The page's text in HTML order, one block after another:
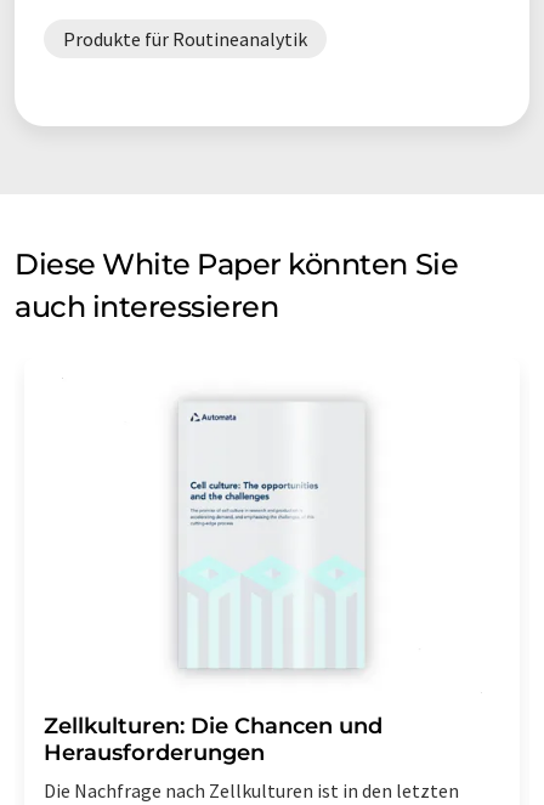
Produkte für Routineanalytik
Diese White Paper könnten Sie
auch interessieren
Zellkulturen: Die Chancen und
Herausforderungen
Die Nachfrage nach Zellkulturen ist in den letzten